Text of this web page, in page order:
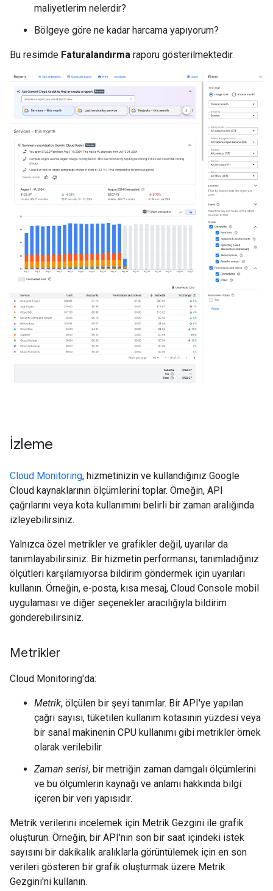
maliyetlerim nelerdir?
Bölgeye göre ne kadar harcama yapıyorum?
Bu resimde Faturalandırma raporu gösterilmektedir.
İzleme
Cloud Monitoring, hizmetinizin ve kullandığınız Google
Cloud kaynaklarının ölçümlerini toplar. Örneğin, API
çağrılarını veya kota kullanımını belirli bir zaman aralığında
izleyebilirsiniz.
Yalnızca özel metrikler ve grafikler değil, uyarılar da
tanımlayabilirsiniz. Bir hizmetin performansı, tanımladığınız
ölçütleri karşılamıyorsa bildirim göndermek için uyarıları
kullanın. Örneğin, e-posta, kısa mesaj, Cloud Console mobil
uygulaması ve diğer seçenekler aracılığıyla bildirim
gönderebilirsiniz.
Metrikler
Cloud Monitoring'da:
Metrik, ölçülen bir şeyi tanımlar. Bir API'ye yapılan
çağrı sayısı, tüketilen kullanım kotasının yüzdesi veya
bir sanal makinenin CPU kullanımı gibi metrikler örnek
olarak verilebilir.
Zaman serisi, bir metriğin zaman damgalı ölçümlerini
ve bu ölçümlerin kaynağı ve anlamı hakkında bilgi
içeren bir veri yapısıdır.
Metrik verilerini incelemek için Metrik Gezgini ile grafik
oluşturun. Örneğin, bir API'nin son bir saat içindeki istek
sayısını bir dakikalık aralıklarla görüntülemek için en son
verileri gösteren bir grafik oluşturmak üzere Metrik
Gezgini'ni kullanın.